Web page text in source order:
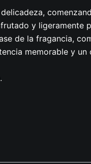
y
de la fragancia,
memorable y